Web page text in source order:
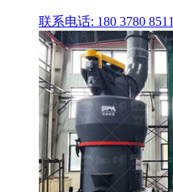
联系电话: 180 3780 8511